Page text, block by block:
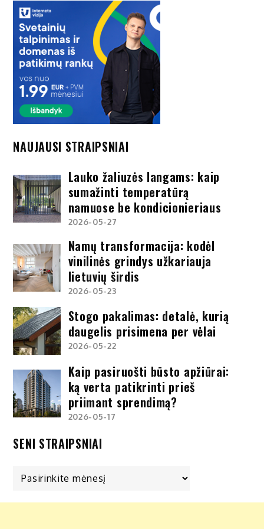
NAUJAUSI STRAIPSNIAI
Lauko žaliuzės langams: kaip
sumažinti temperatūrą
namuose be kondicionieriaus
2026-05-27
Namų transformacija: kodėl
vinilinės grindys užkariauja
lietuvių širdis
2026-05-23
Stogo pakalimas: detalė, kurią
daugelis prisimena per vėlai
2026-05-22
Kaip pasiruošti būsto apžiūrai:
ką verta patikrinti prieš
priimant sprendimą?
2026-05-17
SENI STRAIPSNIAI